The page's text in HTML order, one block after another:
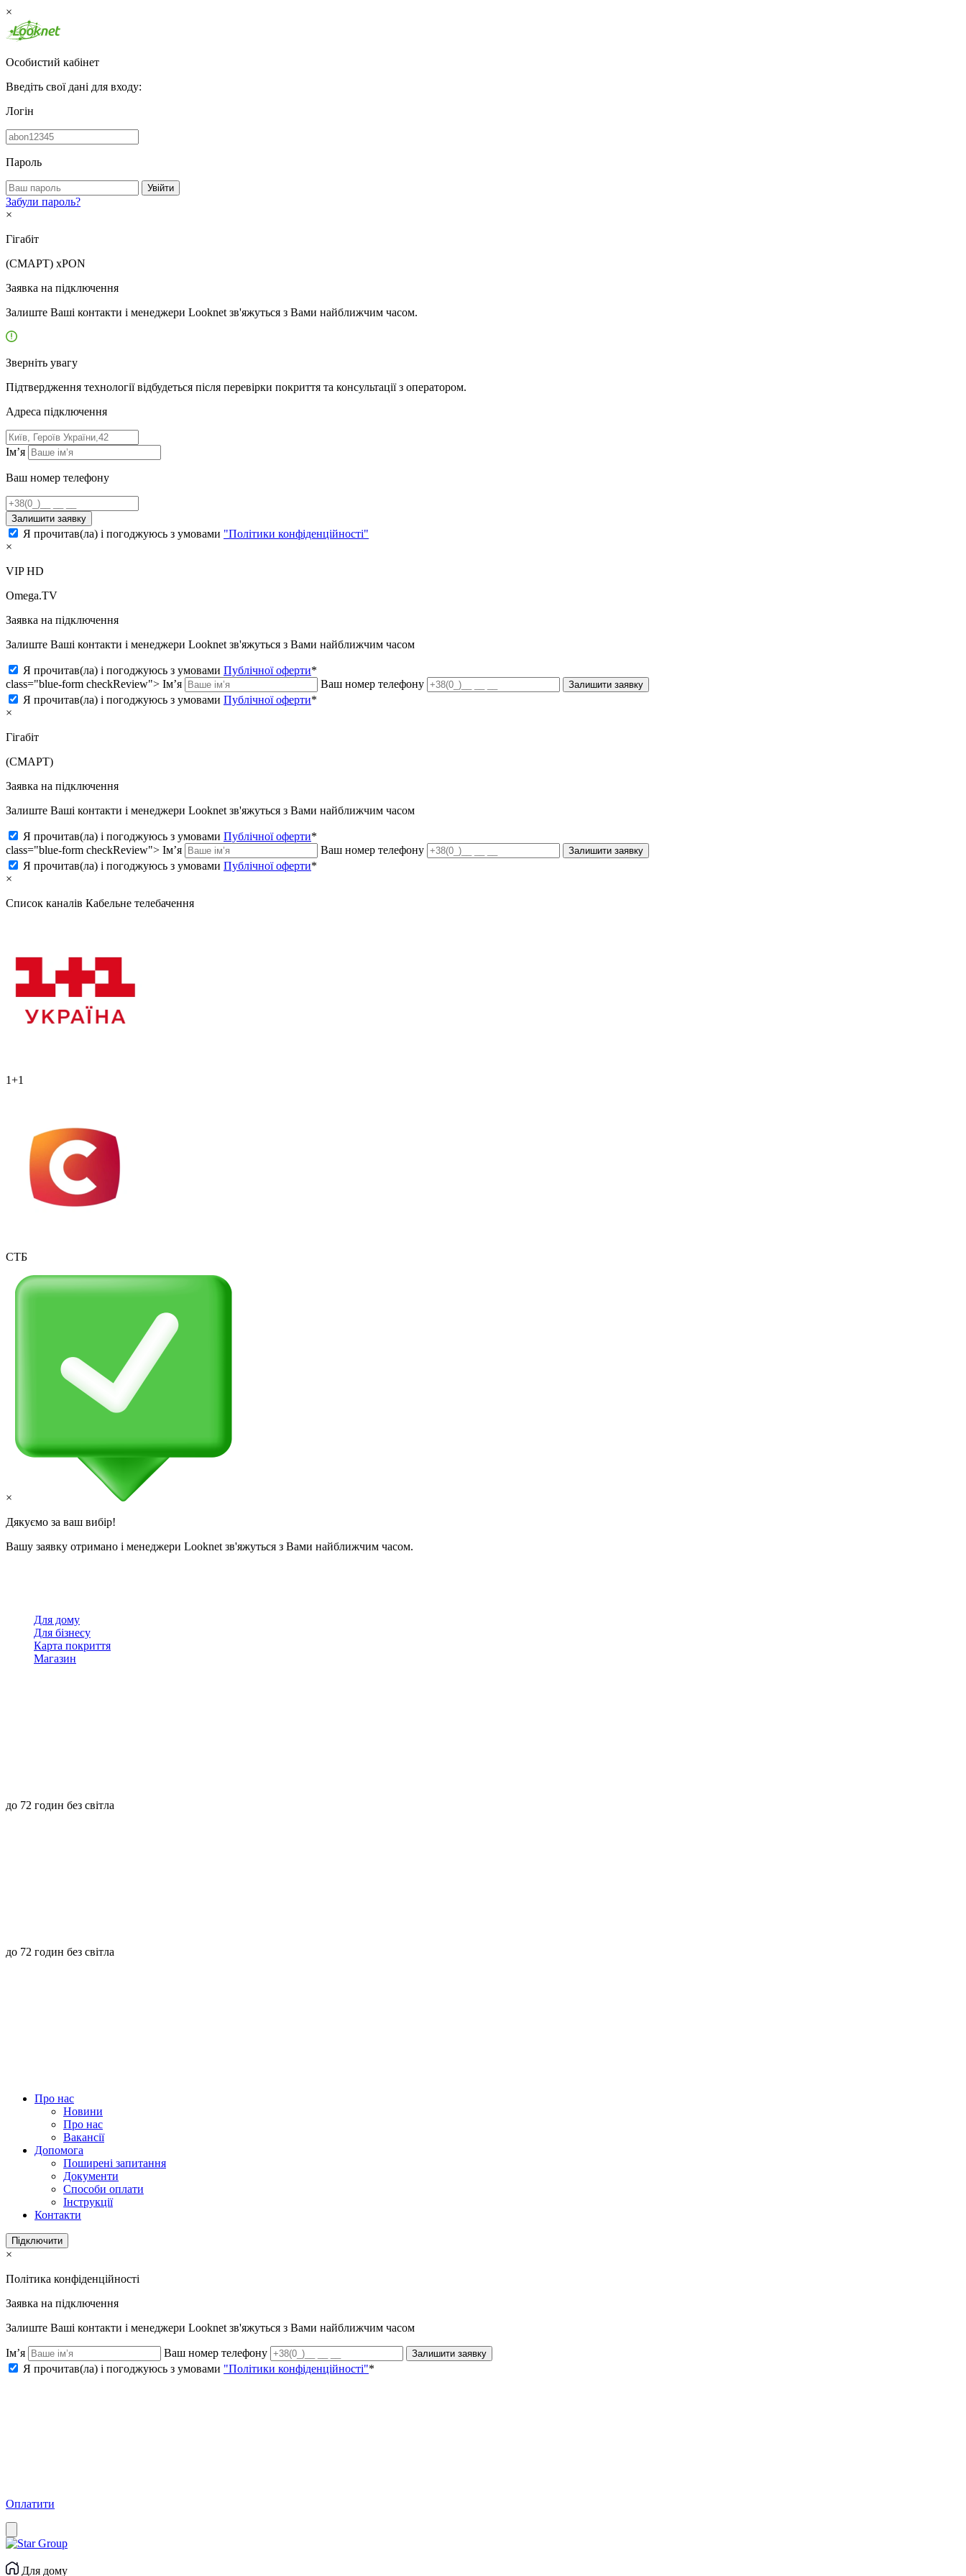
×
Особистий кабінет
Введіть свої дані для входу:
Логін
Пароль
Увійти
Забули пароль?
×
Гігабіт
(СМАРТ) xPON
Заявка на підключення
Залиште Ваші контакти і менеджери Looknet зв'яжуться з Вами найближчим часом.
Зверніть увагу
Підтвердження технології відбудеться після перевірки покриття та консультації з оператором.
Адресa підключення
Ім’я
Ваш номер телефону
Залишити заявку
Я прочитав(ла) і погоджуюсь з умовами "Політики конфіденційності"
×
VIP HD
Omega.TV
Заявка на підключення
Залиште Ваші контакти і менеджери Looknet зв'яжуться з Вами найближчим часом
Я прочитав(ла) і погоджуюсь з умовами Публічної оферти*
class="blue-form checkReview"> Ім’я Ваш номер телефону Залишити заявку
Я прочитав(ла) і погоджуюсь з умовами Публічної оферти*
×
Гігабіт
(СМАРТ)
Заявка на підключення
Залиште Ваші контакти і менеджери Looknet зв'яжуться з Вами найближчим часом
Я прочитав(ла) і погоджуюсь з умовами Публічної оферти*
class="blue-form checkReview"> Ім’я Ваш номер телефону Залишити заявку
Я прочитав(ла) і погоджуюсь з умовами Публічної оферти*
×
Список каналів Кабельне телебачення
1+1
СТБ
×
Дякуємо за ваш вибір!
Вашу заявку отримано і менеджери Looknet зв'яжуться з Вами найближчим часом.
Для дому
Для бізнесу
Карта покриття
Магазин
до 72 годин без світла
до 72 годин без світла
Про нас
Новини
Про нас
Вакансії
Допомога
Поширені запитання
Документи
Способи оплати
Інструкції
Контакти
Підключити
×
Політика конфіденційності
Заявка на підключення
Залиште Ваші контакти і менеджери Looknet зв'яжуться з Вами найближчим часом
Ім’я Ваш номер телефону Залишити заявку
Я прочитав(ла) і погоджуюсь з умовами "Політики конфіденційності"*
Оплатити
Для дому